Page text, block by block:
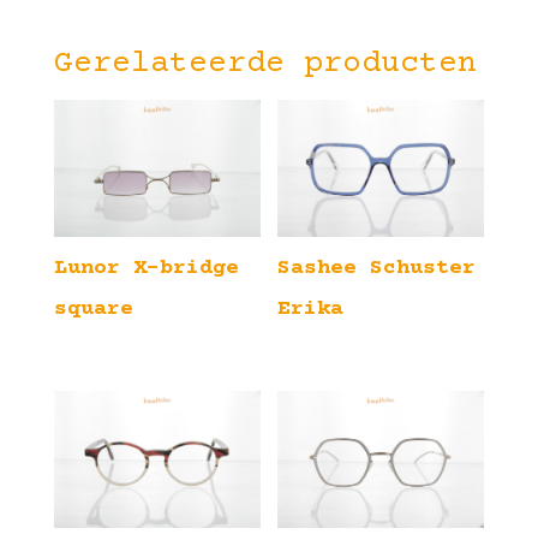
Gerelateerde producten
Lunor X-bridge
square
Sashee Schuster
Erika